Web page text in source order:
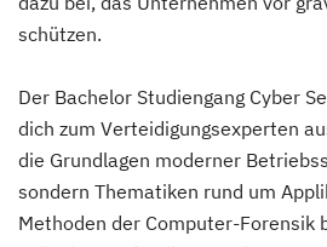
schützen.
Der Bachelor Studiengang Cyber
dich zum Verteidigungsexperten
die Grundlagen moderner
sondern Thematiken rund um
Methoden der Computer-Forensik